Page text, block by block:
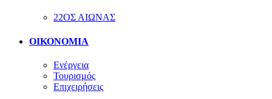
22ΟΣ ΑΙΩΝΑΣ
ΟΙΚΟΝΟΜΙΑ
Ενέργεια
Τουρισμός
Επιχειρήσεις